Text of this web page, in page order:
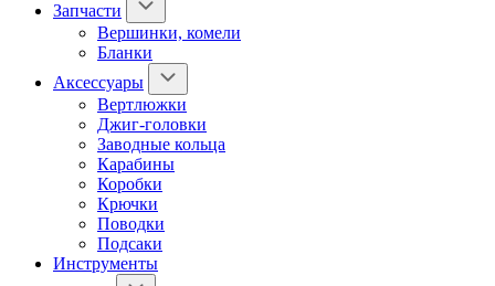
Запчасти
Вершинки, комели
Бланки
Аксессуары
Вертлюжки
Джиг-головки
Заводные кольца
Карабины
Коробки
Крючки
Поводки
Подсаки
Инструменты